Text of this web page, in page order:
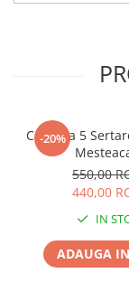
-20%
Comoda 5
550,00
440,00
IN
ADAUGA